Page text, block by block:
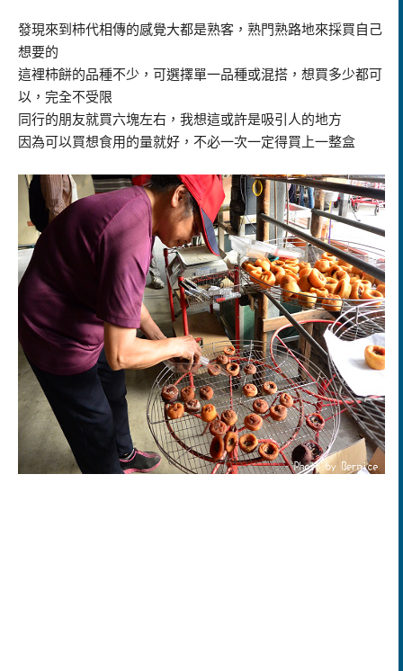
發現來到柿代相傳的感覺大都是熟客，熟門熟路地來採買自己
想要的
這裡柿餅的品種不少，可選擇單一品種或混搭，想買多少都可
以，完全不受限
同行的朋友就買六塊左右，我想這或許是吸引人的地方
因為可以買想食用的量就好，不必一次一定得買上一整盒